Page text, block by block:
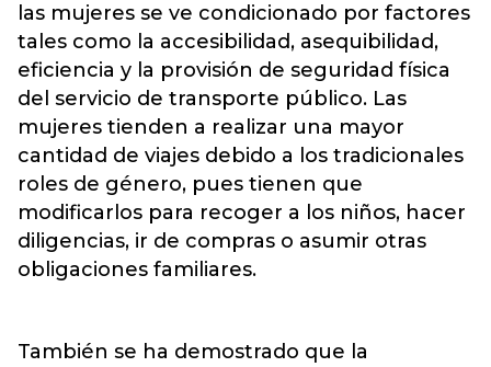
las mujeres se ve condicionado por factores
tales como la accesibilidad, asequibilidad,
eficiencia y la provisión de seguridad física
del servicio de transporte público. Las
mujeres tienden a realizar una mayor
cantidad de viajes debido a los tradicionales
roles de género, pues tienen que
modificarlos para recoger a los niños, hacer
diligencias, ir de compras o asumir otras
obligaciones familiares.
También se ha demostrado que la